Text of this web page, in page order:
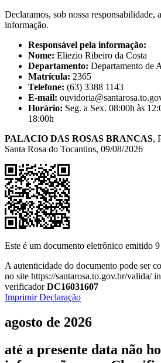
Declaramos, sob nossa responsabilidade,
informação.
Responsável pela informação:
Nome: Eliezio Ribeiro da Costa
Departamento: Departamento de
Matrícula: 2365
Telefone: (63) 3388 1143
E-mail:
Horário: Seg. a Sex. 08:00h às
18:00h
PALACIO DAS ROSAS BRANCAS,
Santa Rosa do Tocantins, 09/08/2026
Este é um documento eletrônico emitido
A autenticidade do documento pode ser
no site https://santarosa.to.gov.br/valida/
verificadorDC16031607
Imprimir Declaração
agosto de 2026
até a presente data não